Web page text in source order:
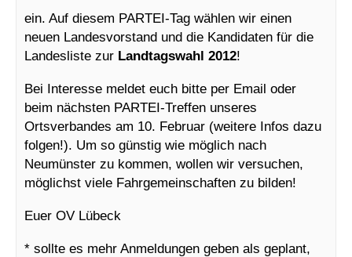
ein. Auf diesem PARTEI-Tag wählen wir einen
neuen Landesvorstand und die Kandidaten für die
Landesliste zur Landtagswahl 2012!
Bei Interesse meldet euch bitte per Email oder
beim nächsten PARTEI-Treffen unseres
Ortsverbandes am 10. Februar (weitere Infos dazu
folgen!). Um so günstig wie möglich nach
Neumünster zu kommen, wollen wir versuchen,
möglichst viele Fahrgemeinschaften zu bilden!
Euer OV Lübeck
* sollte es mehr Anmeldungen geben als geplant,